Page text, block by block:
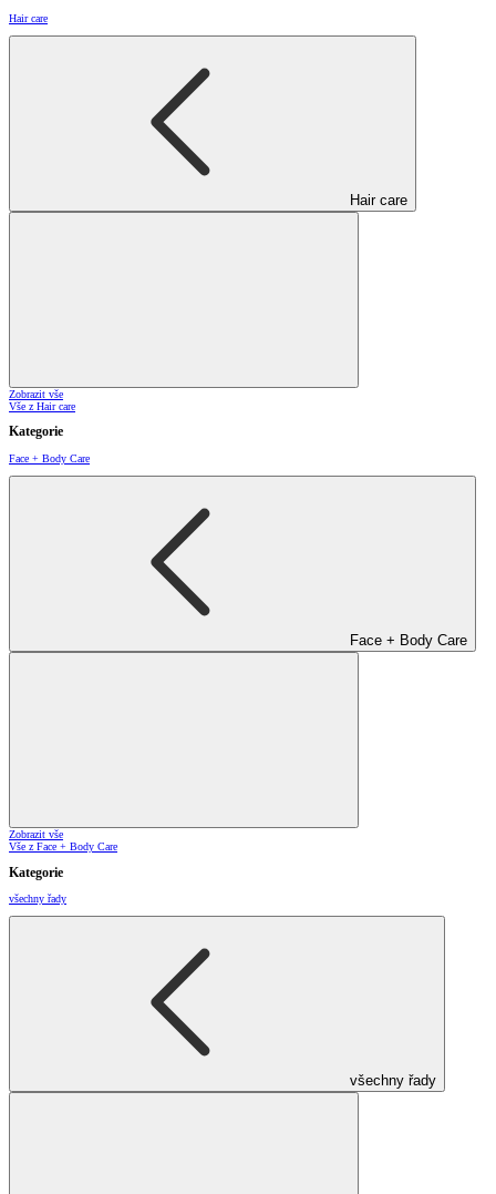
Hair care
Hair care
Zobrazit vše
Vše z Hair care
Kategorie
Face + Body Care
Face + Body Care
Zobrazit vše
Vše z Face + Body Care
Kategorie
všechny řady
všechny řady